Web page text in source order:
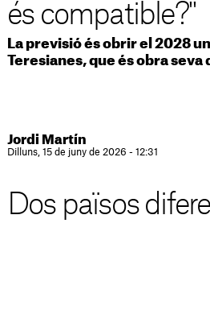
és compatible?"
La previsió és obrir el 2028
Teresianes, que és obra seva
Jordi Martín
Dilluns, 15 de juny de 2026 - 12:31
Dos països